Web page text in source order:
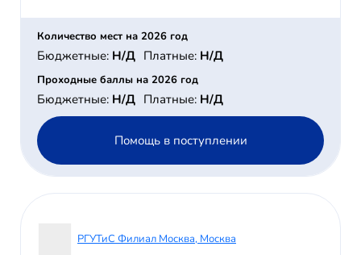
Количество мест на 2026 год
Бюджетные: Н/Д Платные: Н/Д
Проходные баллы на 2026 год
Бюджетные: Н/Д Платные: Н/Д
Помощь в поступлении
РГУТиС Филиал Москва, Москва